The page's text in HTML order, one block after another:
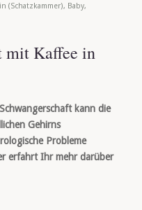
in (Schatzkammer), Baby,
mit Kaffee in
kann die
Gehirns
Probleme
erfahrt Ihr mehr darüber